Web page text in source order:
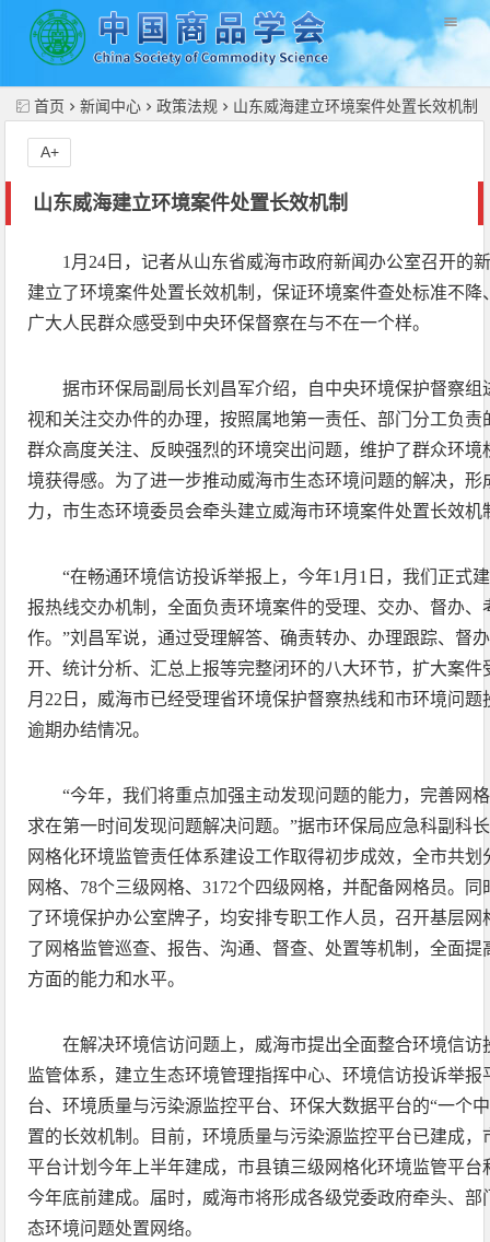
首页 新闻中心 政策法规 山东威海建立环境案件处置长效机制
山东威海建立环境案件处置长效机制
A+
1月24日，记者从山东省威海市政府新闻办公室召开的
建立了环境案件处置长效机制，保证环境案件查处标准不
广大人民群众感受到中央环保督察在与不在一个样。
据市环保局副局长刘昌军介绍，自中央环境保护督察
视和关注交办件的办理，按照属地第一责任、部门分工负
群众高度关注、反映强烈的环境突出问题，维护了群众环
境获得感。为了进一步推动威海市生态环境问题的解决，
力，市生态环境委员会牵头建立威海市环境案件处置长效机
“在畅通环境信访投诉举报上，今年1月1日，我们正式
报热线交办机制，全面负责环境案件的受理、交办、督办、
作。”刘昌军说，通过受理解答、确责转办、办理跟踪、督
开、统计分析、汇总上报等完整闭环的八大环节，扩大案件
月22日，威海市已经受理省环境保护督察热线和市环境问
逾期办结情况。
“今年，我们将重点加强主动发现问题的能力，完善网
求在第一时间发现问题解决问题。”据市环保局应急科副科
网格化环境监管责任体系建设工作取得初步成效，全市共
网格、78个三级网格、3172个四级网格，并配备网格员。
了环境保护办公室牌子，均安排专职工作人员，召开基层
了网格监管巡查、报告、沟通、督查、处置等机制，全面
方面的能力和水平。
在解决环境信访问题上，威海市提出全面整合环境信
监管体系，建立生态环境管理指挥中心、环境信访投诉举
台、环境质量与污染源监控平台、环保大数据平台的“一个
置的长效机制。目前，环境质量与污染源监控平台已建成
平台计划今年上半年建成，市县镇三级网格化环境监管平
今年底前建成。届时，威海市将形成各级党委政府牵头、
态环境问题处置网络。